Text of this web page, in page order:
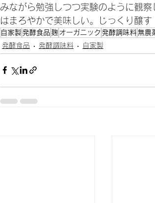
みながら勉強しつつ実験のように観
はまろやかで美味しい。じっくり醸す
自家製 発酵食品 麹 オーガニック 発酵調味料無農
発酵食品
発酵調味料 自家製